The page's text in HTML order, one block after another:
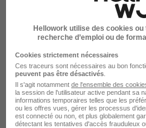
Alternance -
Bueil H/F
Natup
Hellowork utilise des cookies
recherche d’emploi ou de
Cookies strictement nécessaires
Ces traceurs sont nécessaires au bon
peuvent pas être désactivés
Il s'agit notamment de l'ensemble des
la session de l'utilisateur active pendant sa
informations temporaires telles que les
ou les offres vues, gérer les processus
est connecté ou non, et plus globalement
détectant les tentatives d'accès frauduleux